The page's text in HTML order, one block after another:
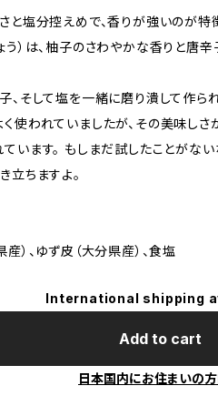
と塩分控えめで、香りが強いのが特
う）は、柚子のさわやかな香りと唐
、そして塩を一緒に磨り潰して作ら
使われていましたが、その美味しさ
います。 もしまだ試したことがない
立ちますよ。
）、ゆず皮（大分県産）、食塩
International shipping
Add to cart
日本国内にお住まいの